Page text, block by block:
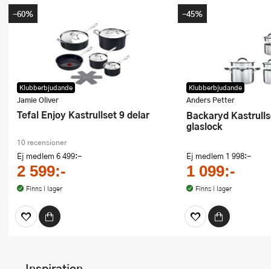
Klubberbjudande
Jamie Oliver
Tefal Enjoy Kastrullset 9 delar
10 recensioner
Ej medlem 6 499:-
2 599:-
Finns i lager
-60%
Klubberbjudande
Anders Petter
Backaryd Kastrullset 3 delar med
glaslock
Ej medlem 1 998:-
1 099:-
Finns i lager
-45%